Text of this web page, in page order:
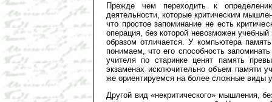
Прежде чем переходить к
деятельности, которые критическим
что простое запоминание не есть
операция, без которой невозможен
образом отличается. У компьютера
понимаем, что его способность
учителя по старинке ценят память
экзаменах исключительно объем памяти
же ориентируемся на более сложные виды
Другой вид «некритического» мышления,